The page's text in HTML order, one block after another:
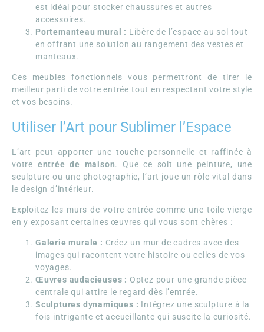
est idéal pour stocker chaussures et autres
accessoires.
Portemanteau mural : Libère de l’espace au sol tout
en offrant une solution au rangement des vestes et
manteaux.
Ces meubles fonctionnels vous permettront de tirer le
meilleur parti de votre entrée tout en respectant votre style
et vos besoins.
Utiliser l’Art pour Sublimer l’Espace
L’art peut apporter une touche personnelle et raffinée à
votre entrée de maison. Que ce soit une peinture, une
sculpture ou une photographie, l’art joue un rôle vital dans
le design d’intérieur.
Exploitez les murs de votre entrée comme une toile vierge
en y exposant certaines œuvres qui vous sont chères :
Galerie murale : Créez un mur de cadres avec des
images qui racontent votre histoire ou celles de vos
voyages.
Œuvres audacieuses : Optez pour une grande pièce
centrale qui attire le regard dès l’entrée.
Sculptures dynamiques : Intégrez une sculpture à la
fois intrigante et accueillante qui suscite la curiosité.